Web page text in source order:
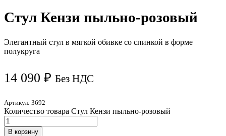
Стул Кензи пыльно-розовый
Элегантный стул в мягкой обивке со спинкой в форме
полукруга
14 090 ₽ Без НДС
Артикул: 3692
Количество товара Стул Кензи пыльно-розовый
В корзину